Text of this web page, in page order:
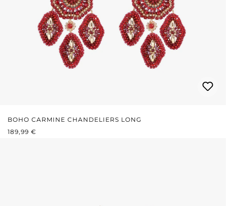
BOHO CARMINE CHANDELIERS LONG
PRIX RÉGULIER :
189,99 €